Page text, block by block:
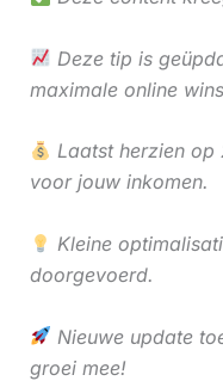
Deze tip is
maximale online
Laatst herzien op
voor jouw inkomen.
Kleine
doorgevoerd.
Nieuwe update
groei mee!